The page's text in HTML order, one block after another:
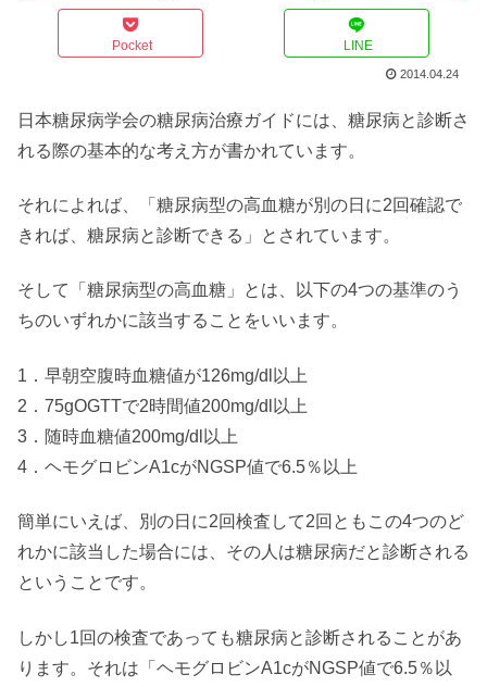
Pocket LINE
2014.04.24
日本糖尿病学会の糖尿病治療ガイドには、糖尿病と診断さ
れる際の基本的な考え方が書かれています。
それによれば、「糖尿病型の高血糖が別の日に2回確認で
きれば、糖尿病と診断できる」とされています。
そして「糖尿病型の高血糖」とは、以下の4つの基準のう
ちのいずれかに該当することをいいます。
1．早朝空腹時血糖値が126mg/dl以上
2．75gOGTTで2時間値200mg/dl以上
3．随時血糖値200mg/dl以上
4．ヘモグロビンA1cがNGSP値で6.5％以上
簡単にいえば、別の日に2回検査して2回ともこの4つのど
れかに該当した場合には、その人は糖尿病だと診断される
ということです。
しかし1回の検査であっても糖尿病と診断されることがあ
ります。それは「ヘモグロビンA1cがNGSP値で6.5％以